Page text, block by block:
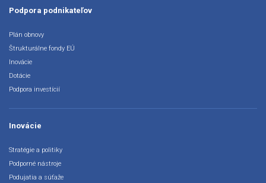
Podpora podnikateľov
Plán obnovy
Štrukturálne fondy EÚ
Inovácie
Dotácie
Podpora investícií
Inovácie
Stratégie a politiky
Podporné nástroje
Podujatia a súťaže